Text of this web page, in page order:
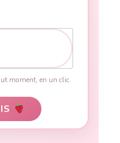
moment, en un clic.